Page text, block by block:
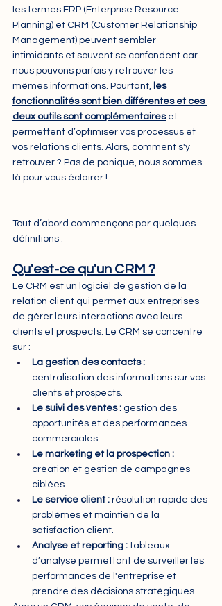
les termes ERP (Enterprise Resource
Planning) et CRM (Customer Relationship
Management) peuvent sembler
intimidants et souvent se confondent car
nous pouvons parfois y retrouver les
mêmes informations. Pourtant, les
fonctionnalités sont bien différentes et ces
deux outils sont complémentaires et
permettent d’optimiser vos processus et
vos relations clients. Alors, comment s'y
retrouver ? Pas de panique, nous sommes
là pour vous éclairer !
Tout d’abord commençons par quelques
définitions :
Qu'est-ce qu'un CRM ?
Le CRM est un logiciel de gestion de la
relation client qui permet aux entreprises
de gérer leurs interactions avec leurs
clients et prospects. Le CRM se concentre
sur :
La gestion des contacts :
centralisation des informations sur vos
clients et prospects.
Le suivi des ventes : gestion des
opportunités et des performances
commerciales.
Le marketing et la prospection :
création et gestion de campagnes
ciblées.
Le service client : résolution rapide des
problèmes et maintien de la
satisfaction client.
Analyse et reporting : tableaux
d’analyse permettant de surveiller les
performances de l'entreprise et
prendre des décisions stratégiques.